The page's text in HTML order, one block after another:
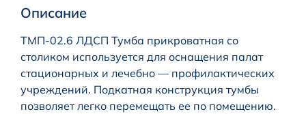
Описание
ТМП-02.6 ЛДСП Тумба прикроватная со
столиком используется для оснащения палат
стационарных и лечебно — профилактических
учреждений. Подкатная конструкция тумбы
позволяет легко перемещать ее по помещению.